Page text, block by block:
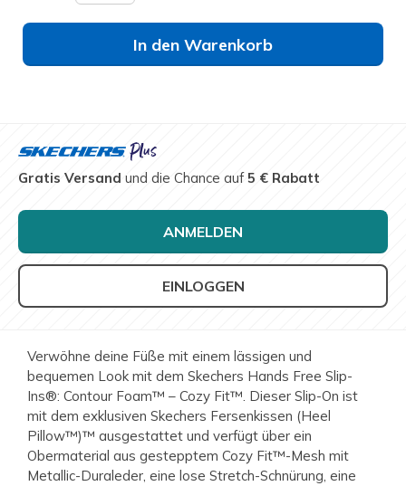
In den Warenkorb
Gratis Versand und die Chance auf5 € Rabatt
ANMELDEN
EINLOGGEN
Verwöhne deine Füße mit einem lässigen und
bequemen Look mit dem Skechers Hands Free Slip-
Ins®: Contour Foam™ – Cozy Fit™. Dieser Slip-On ist
mit dem exklusiven Skechers Fersenkissen (Heel
Pillow™)™ ausgestattet und verfügt über ein
Obermaterial aus gestepptem Cozy Fit™-Mesh mit
Metallic-Duraleder, eine lose Stretch-Schnürung, eine